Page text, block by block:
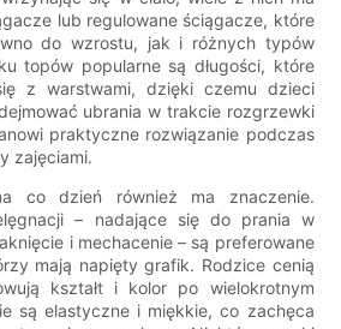
lub regulowane ściągacze, które
do wzrostu, jak i różnych typów
topów popularne są długości, które
z warstwami, dzięki czemu dzieci
ubrania w trakcie rozgrzewki
praktyczne rozwiązanie podczas
zajęciami.
co dzień również ma znaczenie.
– nadające się do prania w
i mechacenie – są preferowane
mają napięty grafik. Rodzice cenią
kształt i kolor po wielokrotnym
są elastyczne i miękkie, co zachęca